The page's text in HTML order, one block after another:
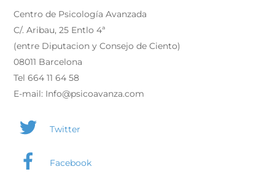
Centro de Psicología Avanzada
C/. Aribau, 25 Entlo 4ª
(entre Diputacion y Consejo de Ciento)
08011 Barcelona
Tel 664 11 64 58
E-mail: Info@psicoavanza.com
Twitter
Facebook